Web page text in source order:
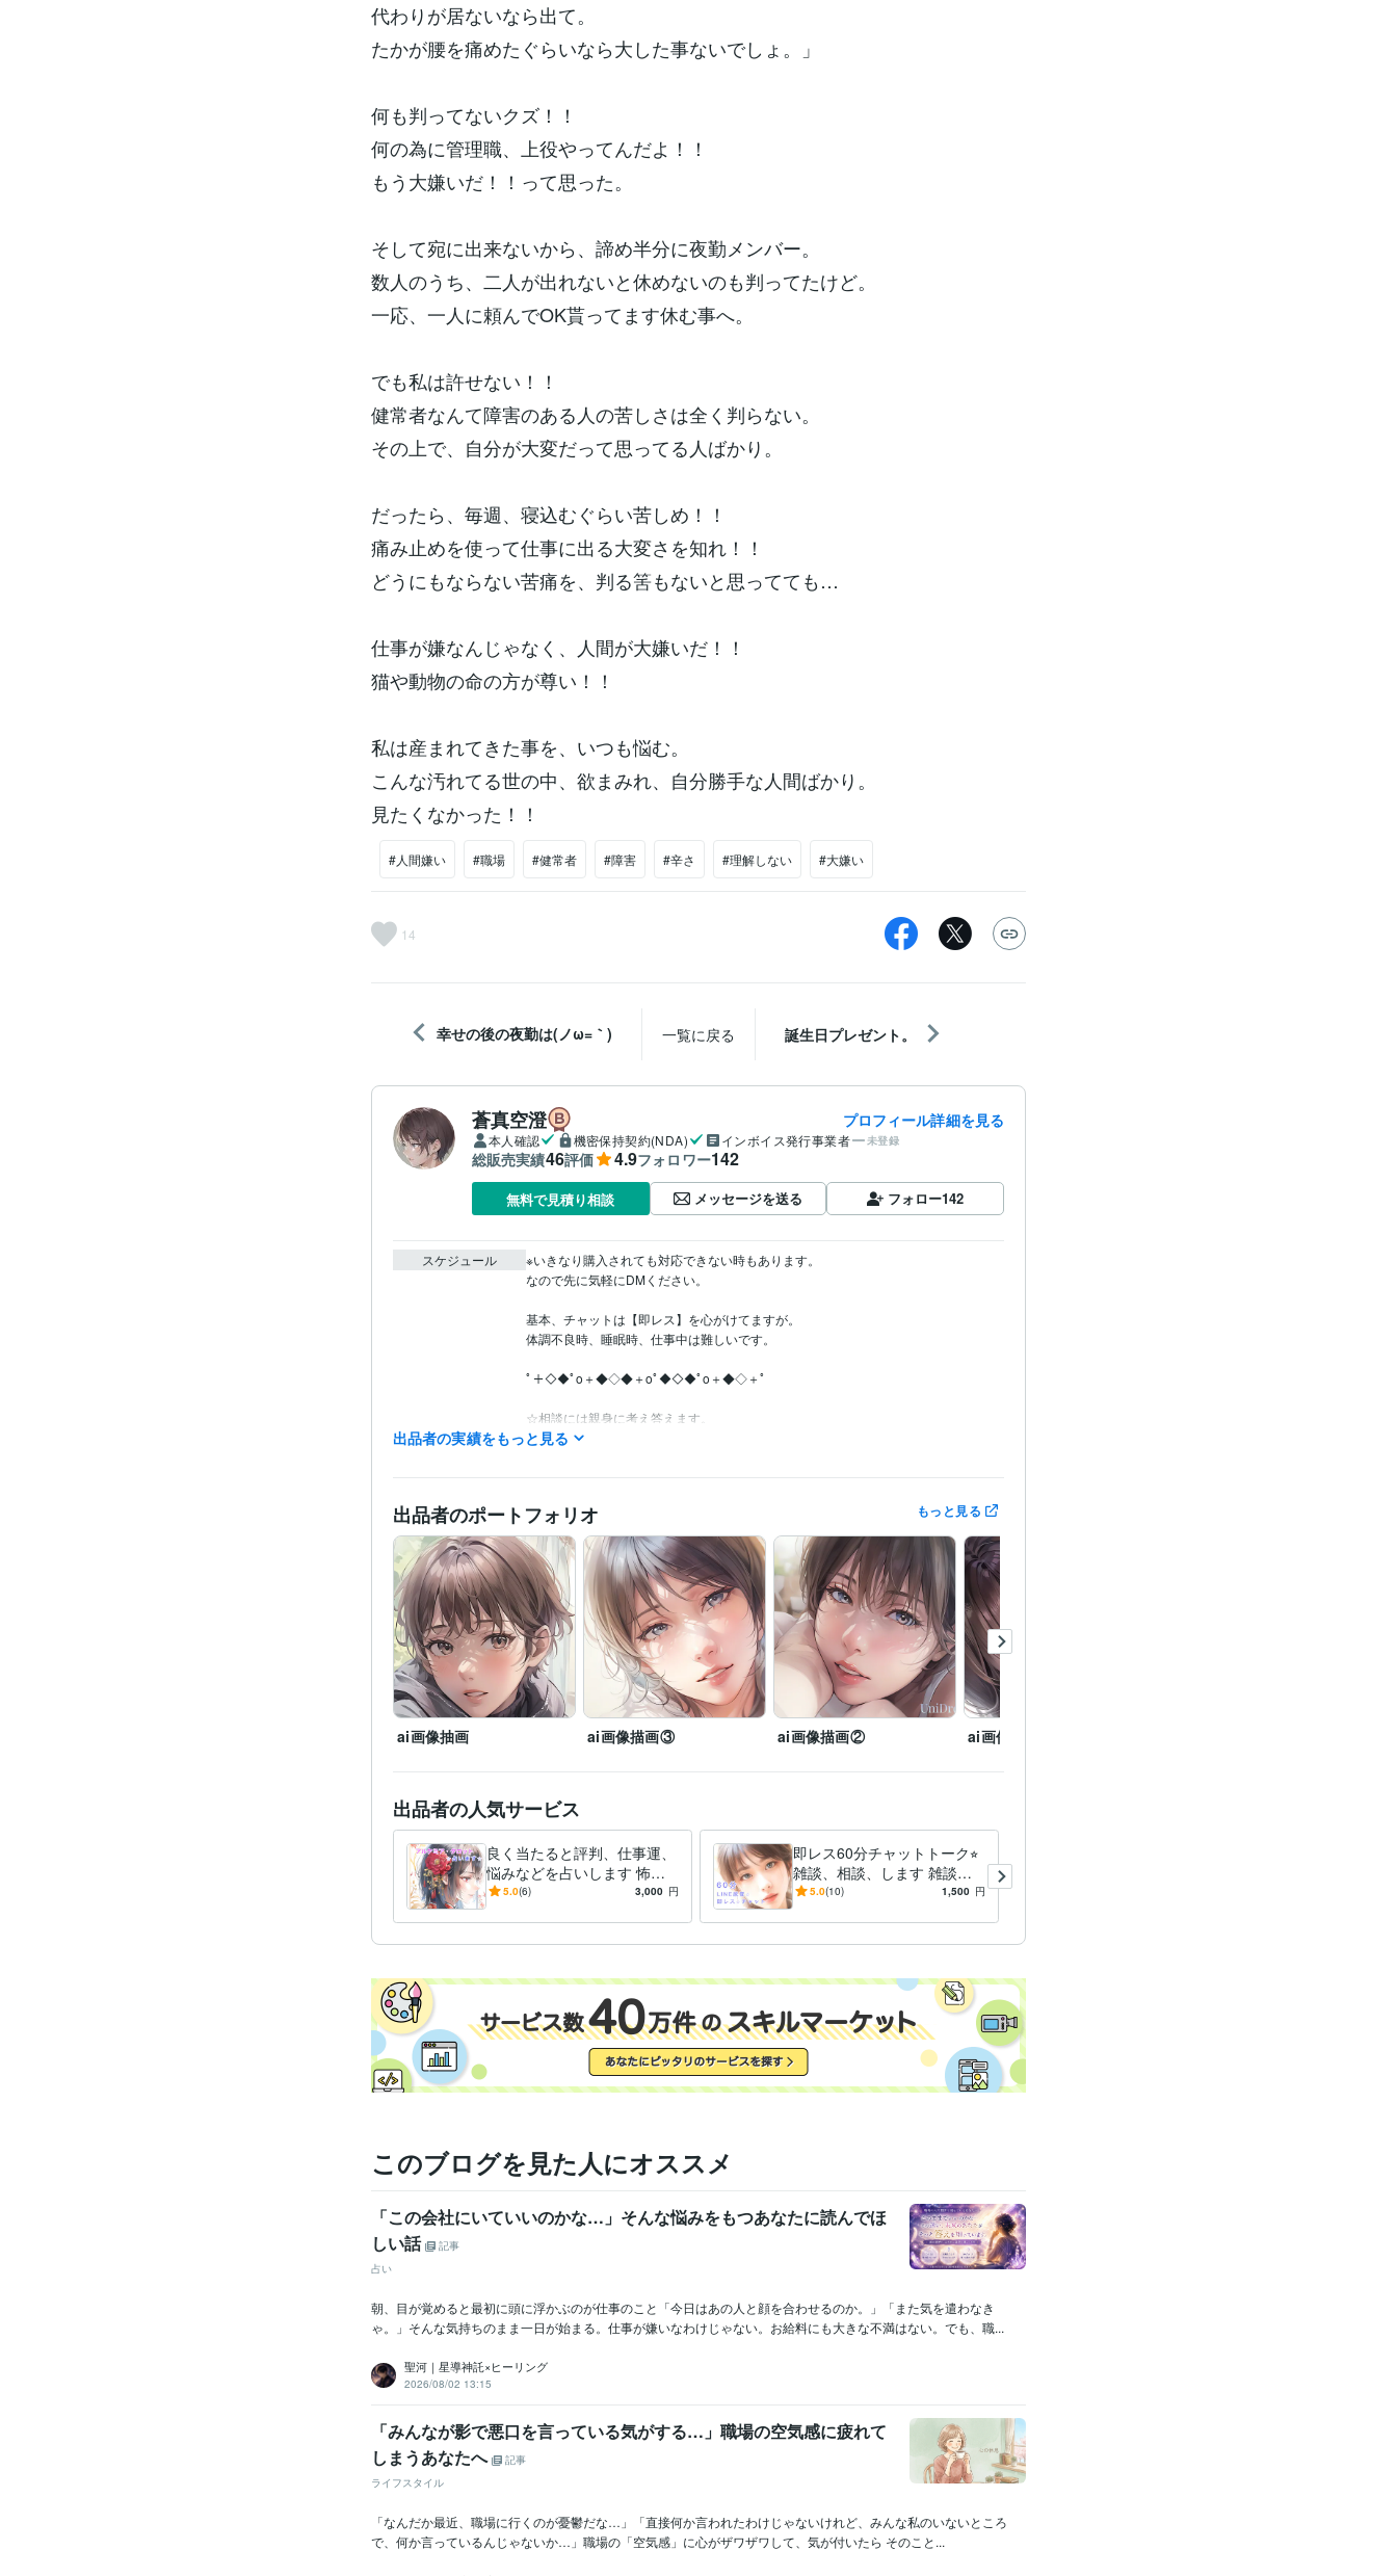
代わりが居ないなら出て。
たかが腰を痛めたぐらいなら大した事ないでしょ。」
何も判ってないクズ！！
何の為に管理職、上役やってんだよ！！
もう大嫌いだ！！って思った。
そして宛に出来ないから、諦め半分に夜勤メンバー。
数人のうち、二人が出れないと休めないのも判ってたけど。
一応、一人に頼んでOK貰ってます休む事へ。
でも私は許せない！！
健常者なんて障害のある人の苦しさは全く判らない。
その上で、自分が大変だって思ってる人ばかり。
だったら、毎週、寝込むぐらい苦しめ！！
痛み止めを使って仕事に出る大変さを知れ！！
どうにもならない苦痛を、判る筈もないと思ってても…
仕事が嫌なんじゃなく、人間が大嫌いだ！！
猫や動物の命の方が尊い！！
私は産まれてきた事を、いつも悩む。
こんな汚れてる世の中、欲まみれ、自分勝手な人間ばかり。
見たくなかった！！
#人間嫌い #職場 #健常者 #障害 #辛さ #理解しない #大嫌い
14
幸せの後の夜勤は(ノω=｀) 一覧に戻る 誕生日プレゼント。
蒼真空澄 プロフィール詳細を見る
本人確認 機密保持契約(NDA) インボイス発行事業者 未登録
総販売実績46評価 4.9フォロワー142
無料で見積り相談 メッセージを送る フォロー142
スケジュール
※いきなり購入されても対応できない時もあります。
なので先に気軽にDMください。
基本、チャットは【即レス】を心がけてますが。
体調不良時、睡眠時、仕事中は難しいです。
ﾟ＋◇◆ﾟo＋◆◇◆＋oﾟ◆◇◆ﾟo＋◆◇＋ﾟ
☆相談には親身に考え答えます。
出来ない場合も稀にございます。
ご了承ください。
※特にいきなり購入された場合、
すぐには対応不可だと言う事を理解してください。
経験職種 デザイナー / Webデザイナー 経験年数 : 5年
クリエイター / 作家 経験年数 : 15年
Webサービス・制作 / ECサイト運営・ECコンサルタント 経験年数 : 3年
カスタマーサポート・カスタマーサクセス / カスタマーサポート・ヘルプデスク
経験年数 : 1年
ライフスタイル・その他 / 占い師 経験年数 : 1年
受賞歴 魔王特集(魔王と封印師)
マルチメディア検定
情報処理技術者能力認定試験
メンタル心理カウンセラー 取得年 : 2007年
プログラミング言
語・フレームワーク
CSS:6年HTML:8年 JavaScript:7年PHP:7年
ティブツール
その他ツール Word:3年Excel:3年
得意分野 悩み相談・カウンセリング メンタル心理カウンセラー 雑談 タロット占い
相談 雑談 占い
出品者の実績をもっと見る
出品者のポートフォリオ もっと見る
ai画像抽画 ai画像描画③ ai画像描画② ai画像描画①
出品者の人気サービス
良く当たると評判、仕事運、
悩みなどを占いします 怖い
ぐらい当たる、これからの先
5.0(6) 3,000 円
即レス60分チャットトーク⭐︎
雑談、相談、します 雑談、
相談、恋愛、様々な疑問、悩
5.0(10) 1,500 円
このブログを見た人にオススメ
「この会社にいていいのかな…」そんな悩みをもつあなたに読んでほ
しい話
記事
占い
朝、目が覚めると最初に頭に浮かぶのが仕事のこと「今日はあの人と顔を合わせるのか。」「また気を遣わなき
ゃ。」そんな気持ちのまま一日が始まる。仕事が嫌いなわけじゃない。お給料にも大きな不満はない。でも、職...
聖河｜星導神託×ヒーリング
2026/08/02 13:15
「みんなが影で悪口を言っている気がする…」職場の空気感に疲れて
しまうあなたへ
記事
ライフスタイル
​​「なんだか最近、職場に行くのが憂鬱だな…」「直接何か言われたわけじゃないけれど、みんな私のいないところ
で、何か言っているんじゃないか…」​職場の「空気感」に心がザワザワして、気が付いたら そのこと...